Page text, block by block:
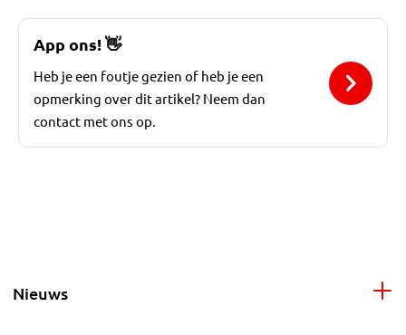
App ons!👋
Heb je een foutje gezien of heb je een
opmerking over dit artikel? Neem dan
contact met ons op.
Nieuws